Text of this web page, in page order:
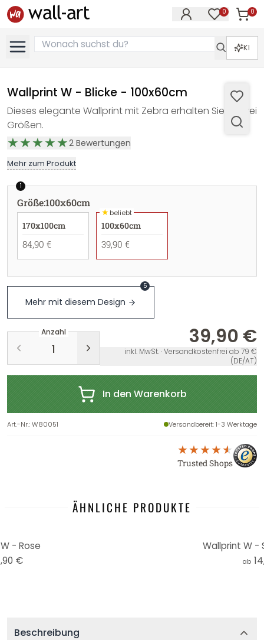
0 0
KI
Wallprint W - Blicke - 100x60cm
Dieses elegante Wallprint mit Zebra erhalten Sie in zwei
Größen.
2 Bewertungen
Mehr zum Produkt
1
Größe:100x60cm
170x100cm
84,90 €
★beliebt
100x60cm
39,90 €
Mehr mit diesem Design
5
Anzahl 39,90 €
inkl. MwSt. · Versandkostenfrei ab 79 €
(DE/AT)
In den Warenkorb
Art.-Nr.:W80051 Versandbereit: 1-3 Werktage
Trusted Shops
ÄHNLICHE PRODUKTE
- Rose
€
Wallprint W -
ab
Beschreibung